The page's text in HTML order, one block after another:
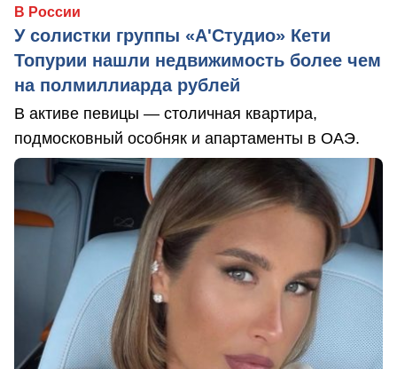
В России
У солистки группы «А'Студио» Кети
Топурии нашли недвижимость более чем
на полмиллиарда рублей
В активе певицы — столичная квартира,
подмосковный особняк и апартаменты в ОАЭ.